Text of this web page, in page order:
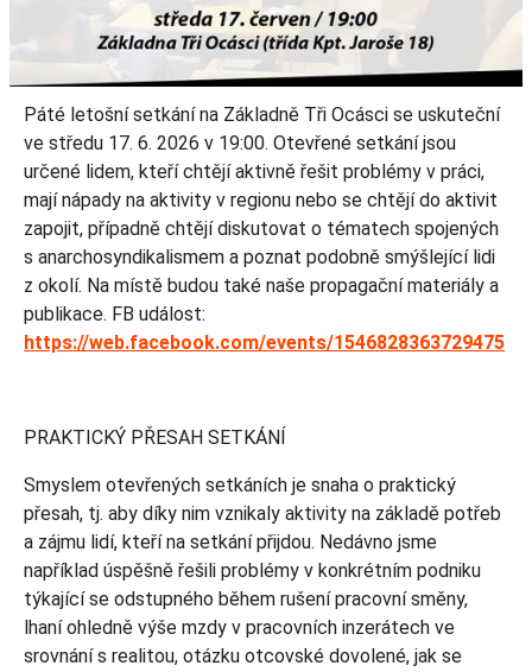
Páté letošní setkání na Základně Tři Ocásci se uskuteční
ve středu 17. 6. 2026 v 19:00. Otevřené setkání jsou
určené lidem, kteří chtějí aktivně řešit problémy v práci,
mají nápady na aktivity v regionu nebo se chtějí do aktivit
zapojit, případně chtějí diskutovat o tématech spojených
s anarchosyndikalismem a poznat podobně smýšlející lidi
z okolí. Na místě budou také naše propagační materiály a
publikace. FB událost:
https://web.facebook.com/events/1546828363729475
PRAKTICKÝ PŘESAH SETKÁNÍ
Smyslem otevřených setkáních je snaha o praktický
přesah, tj. aby díky nim vznikaly aktivity na základě potřeb
a zájmu lidí, kteří na setkání přijdou. Nedávno jsme
například úspěšně řešili problémy v konkrétním podniku
týkající se odstupného během rušení pracovní směny,
lhaní ohledně výše mzdy v pracovních inzerátech ve
srovnání s realitou, otázku otcovské dovolené, jak se